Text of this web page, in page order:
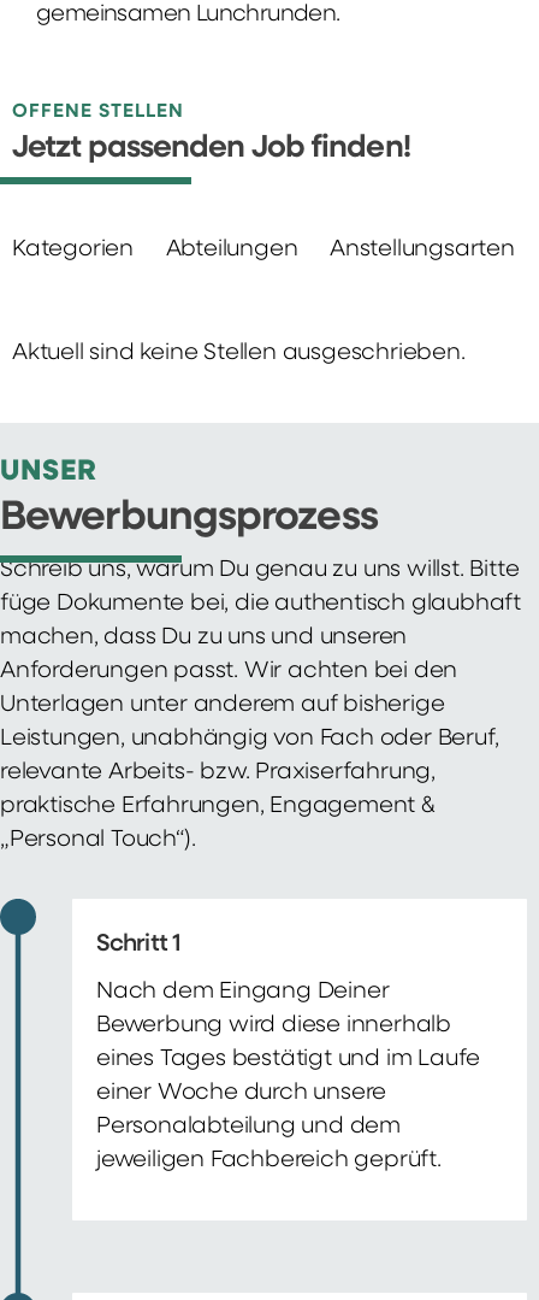
gemeinsamen Lunchrunden.
OFFENE STELLEN
Jetzt passenden Job finden!
Kategorien Abteilungen Anstellungsarten
Aktuell sind keine Stellen ausgeschrieben.
UNSER
Bewerbungsprozess
Schreib uns, warum Du genau zu uns willst. Bitte
füge Dokumente bei, die authentisch glaubhaft
machen, dass Du zu uns und unseren
Anforderungen passt. Wir achten bei den
Unterlagen unter anderem auf bisherige
Leistungen, unabhängig von Fach oder Beruf,
relevante Arbeits- bzw. Praxiserfahrung,
praktische Erfahrungen, Engagement &
„Personal Touch“).
Schritt 1
Nach dem Eingang Deiner
Bewerbung wird diese innerhalb
eines Tages bestätigt und im Laufe
einer Woche durch unsere
Personalabteilung und dem
jeweiligen Fachbereich geprüft.